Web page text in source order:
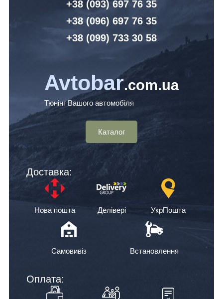
+38 (093) 697 76 35
+38 (096) 697 76 35
+38 (099) 733 30 58
Avtobar.com.ua
Тюнінг Вашого автомобіля
Каталог
Доставка:
Нова пошта Делівері УкрПошта
Самовивіз Встановлення
Оплата: